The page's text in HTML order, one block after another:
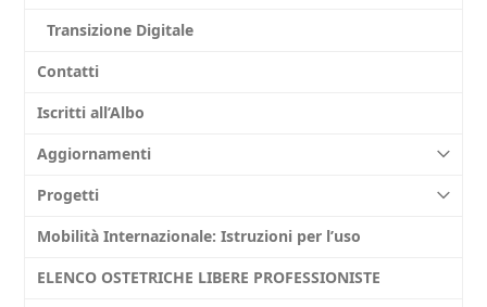
Transizione Digitale
Contatti
Iscritti all’Albo
Aggiornamenti
Progetti
Mobilità Internazionale: Istruzioni per l’uso
ELENCO OSTETRICHE LIBERE PROFESSIONISTE